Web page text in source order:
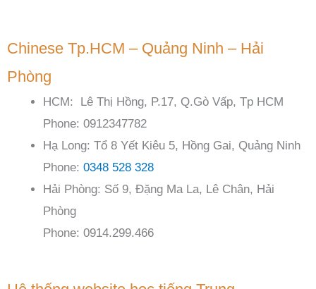
Chinese Tp.HCM – Quảng Ninh – Hải
Phòng
HCM: Lê Thị Hồng, P.17, Q.Gò Vấp, Tp HCM
Phone: 0912347782
Hạ Long: Tổ 8 Yết Kiêu 5, Hồng Gai, Quảng Ninh
Phone: 0348 528 328
Hải Phòng: Số 9, Đặng Ma La, Lê Chân, Hải
Phòng
Phone: 0914.299.466